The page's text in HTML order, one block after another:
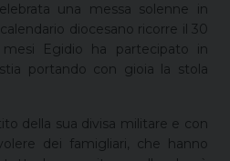
una messa solenne in
diocesano ricorre il 30
Egidio ha partecipato in
portando con gioia la stola
della sua divisa militare e con
dei famigliari, che hanno